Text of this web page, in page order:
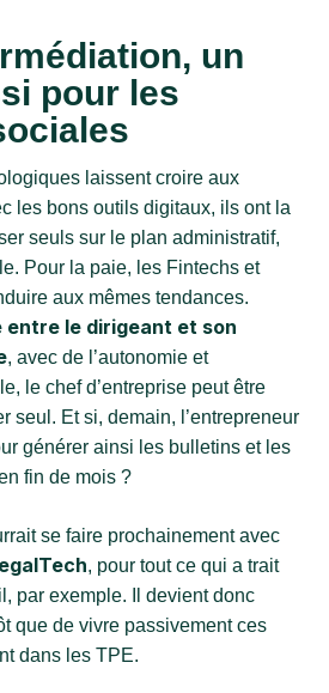
un
pour les
laissent croire aux
les bons outils digitaux, ils ont la
seuls sur le plan administratif,
Pour la paie, les Fintechs et
aux mêmes tendances.
entre le dirigeant et son
, avec de l’autonomie et
le chef d’entreprise peut être
seul. Et si, demain, l’entrepreneur
générer ainsi les bulletins et les
fin de mois ?
se faire prochainement avec
, pour tout ce qui a trait
par exemple. Il devient donc
que de vivre passivement ces
dans les TPE.